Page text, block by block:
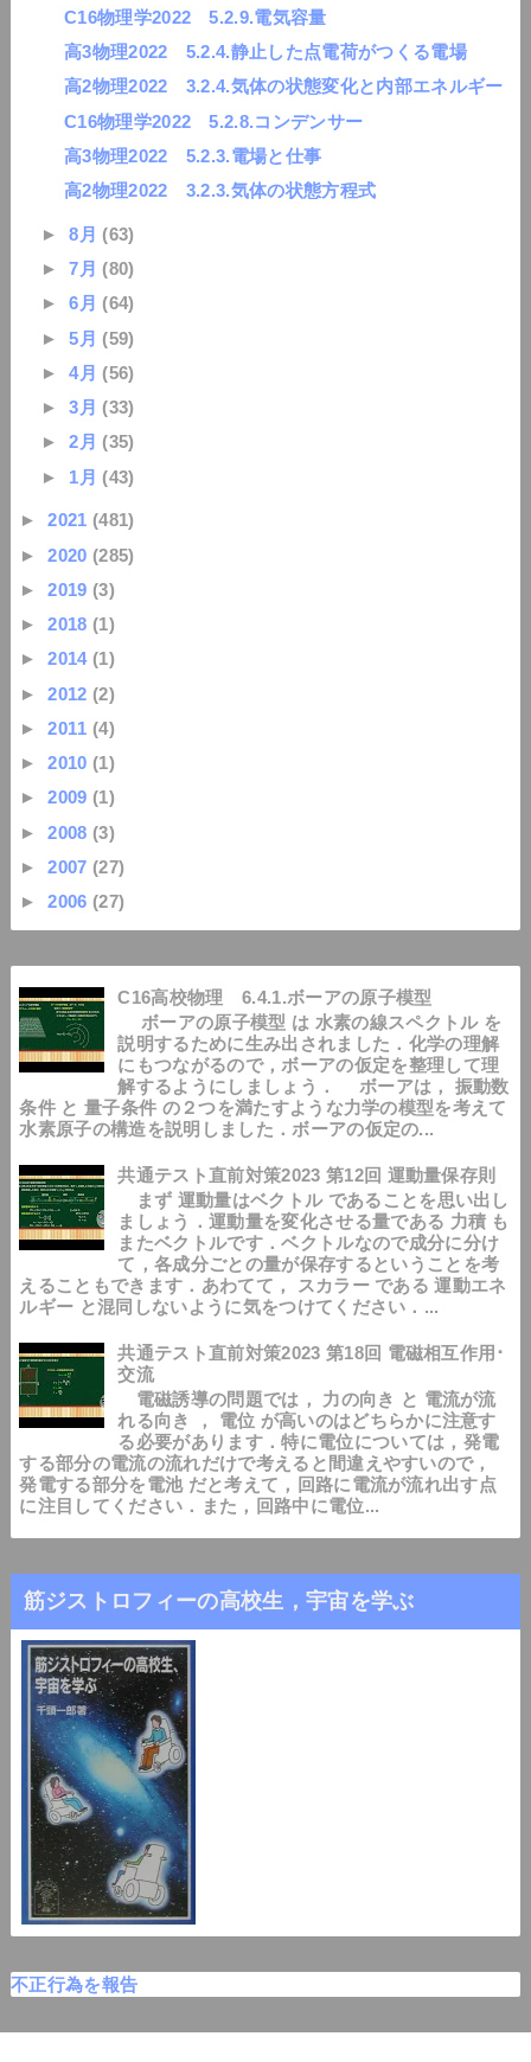
C16物理学2022 5.2.9.電気容量
高3物理2022 5.2.4.静止した点電荷がつくる電場
高2物理2022 3.2.4.気体の状態変化と内部エネルギー
C16物理学2022 5.2.8.コンデンサー
高3物理2022 5.2.3.電場と仕事
高2物理2022 3.2.3.気体の状態方程式
►8月 (63)
►7月 (80)
►6月 (64)
►5月 (59)
►4月 (56)
►3月 (33)
►2月 (35)
► 1月 (43)
►2021 (481)
►2020 (285)
►2019 (3)
►2018 (1)
►2014 (1)
►2012 (2)
►2011 (4)
►2010 (1)
►2009 (1)
►2008 (3)
►2007 (27)
►2006 (27)
C16高校物理 6.4.1.ボーアの原子模型
ボーアの原子模型 は 水素の線スペクトル を
説明するために生み出されました．化学の理解
にもつながるので，ボーアの仮定を整理して理
解するようにしましょう． ボーアは， 振動数
条件 と 量子条件 の２つを満たすような力学の模型を考えて
水素原子の構造を説明しました．ボーアの仮定の...
共通テスト直前対策2023 第12回 運動量保存則
まず 運動量はベクトル であることを思い出し
ましょう．運動量を変化させる量である 力積 も
またベクトルです．ベクトルなので成分に分け
て，各成分ごとの量が保存するということを考
えることもできます．あわてて， スカラー である 運動エネ
ルギー と混同しないように気をつけてください．...
共通テスト直前対策2023 第18回 電磁相互作用･
交流
電磁誘導の問題では， 力の向き と 電流が流
れる向き ， 電位 が高いのはどちらかに注意す
る必要があります．特に電位については，発電
する部分の電流の流れだけで考えると間違えやすいので，
発電する部分を電池 だと考えて，回路に電流が流れ出す点
に注目してください．また，回路中に電位...
筋ジストロフィーの高校生，宇宙を学ぶ
不正行為を報告